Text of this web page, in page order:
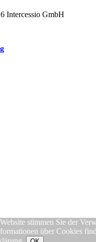
Intercessio GmbH
stimmen Sie der
über Cookies